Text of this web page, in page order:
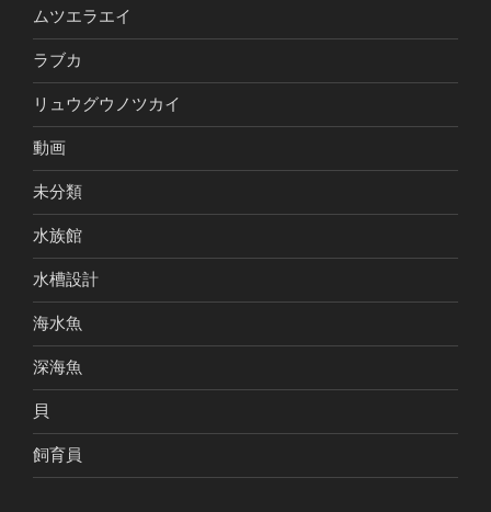
ムツエラエイ
ラブカ
リュウグウノツカイ
動画
未分類
水族館
水槽設計
海水魚
深海魚
貝
飼育員